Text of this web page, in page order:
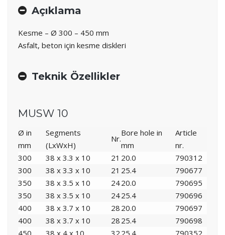
Açıklama
Kesme – Ø 300 – 450 mm
Asfalt, beton için kesme diskleri
Teknik Özellikler
MUSW 10
Ø in
mm
Segments
(LxWxH)
Nr.
Bore hole in
mm
Article
nr.
300
38 x 3.3 x 10 21 20.0
790312
300
38 x 3.3 x 10 21 25.4
790677
350
38 x 3.5 x 10 2420.0
790695
350
38 x 3.5 x 10 2425.4
790696
400
38 x 3.7 x 10 28 20.0
790697
400
38 x 3.7 x 10 28 25.4
790698